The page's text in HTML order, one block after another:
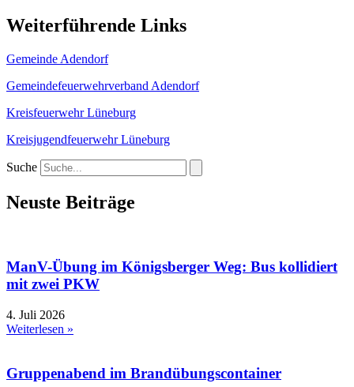
Weiterführende Links
Gemeinde Adendorf
Gemeindefeuerwehrverband Adendorf
Kreisfeuerwehr Lüneburg
Kreisjugendfeuerwehr Lüneburg
Suche
Neuste Beiträge
ManV-Übung im Königsberger Weg: Bus kollidiert
mit zwei PKW
4. Juli 2026
Weiterlesen »
Gruppenabend im Brandübungscontainer